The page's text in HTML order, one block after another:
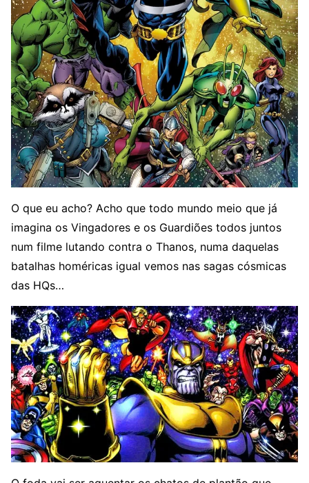
O que eu acho? Acho que todo mundo meio que já
imagina os Vingadores e os Guardiões todos juntos
num filme lutando contra o Thanos, numa daquelas
batalhas homéricas igual vemos nas sagas cósmicas
das HQs…